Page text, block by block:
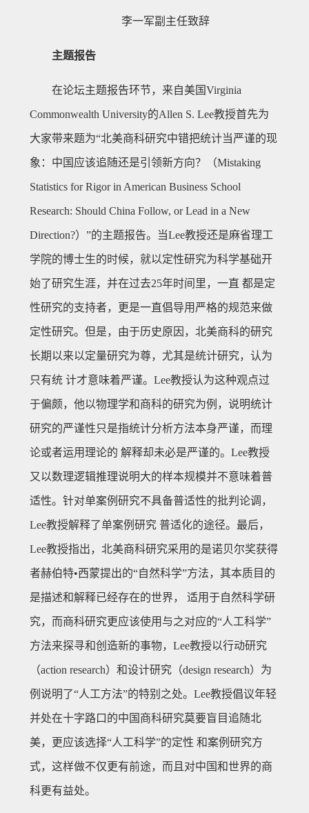
李一军副主任致辞
主题报告
在论坛主题报告环节，来自美国Virginia
Commonwealth University的Allen S. Lee教授首先为
大家带来题为“北美商科研究中错把统计当严谨的现
象：中国应该追随还是引领新方向？（Mistaking
Statistics for Rigor in American Business School
Research: Should China Follow, or Lead in a New
Direction?）”的主题报告。当Lee教授还是麻省理工
学院的博士生的时候，就以定性研究为科学基础开
始了研究生涯，并在过去25年时间里，一直 都是定
性研究的支持者，更是一直倡导用严格的规范来做
定性研究。但是，由于历史原因，北美商科的研究
长期以来以定量研究为尊，尤其是统计研究，认为
只有统 计才意味着严谨。Lee教授认为这种观点过
于偏颇，他以物理学和商科的研究为例，说明统计
研究的严谨性只是指统计分析方法本身严谨，而理
论或者运用理论的 解释却未必是严谨的。Lee教授
又以数理逻辑推理说明大的样本规模并不意味着普
适性。针对单案例研究不具备普适性的批判论调，
Lee教授解释了单案例研究 普适化的途径。最后，
Lee教授指出，北美商科研究采用的是诺贝尔奖获得
者赫伯特•西蒙提出的“自然科学”方法，其本质目的
是描述和解释已经存在的世界， 适用于自然科学研
究，而商科研究更应该使用与之对应的“人工科学”
方法来探寻和创造新的事物，Lee教授以行动研究
（action research）和设计研究（design research）为
例说明了“人工方法”的特别之处。Lee教授倡议年轻
并处在十字路口的中国商科研究莫要盲目追随北
美，更应该选择“人工科学”的定性 和案例研究方
式，这样做不仅更有前途，而且对中国和世界的商
科更有益处。